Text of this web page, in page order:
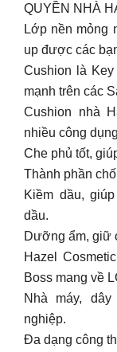
QUYỀN NHÀ
Lớp nền mỏng
up được các
Cushion là
mạnh trên các
Cushion nhà
nhiều công
Che phủ tốt,
Thành phần
Kiềm dầu,
dầu.
Dưỡng ẩm, giữ
Hazel
Boss mang về
Nhà máy,
nghiệp.
Đa dạng công